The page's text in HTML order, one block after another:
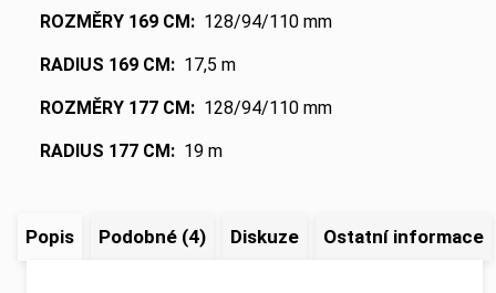
ROZMĚRY 169 CM : 128/94/110 mm
RADIUS 169 CM : 17,5 m
ROZMĚRY 177 CM : 128/94/110 mm
RADIUS 177 CM : 19 m
Popis Podobné (4) Diskuze Ostatní informace